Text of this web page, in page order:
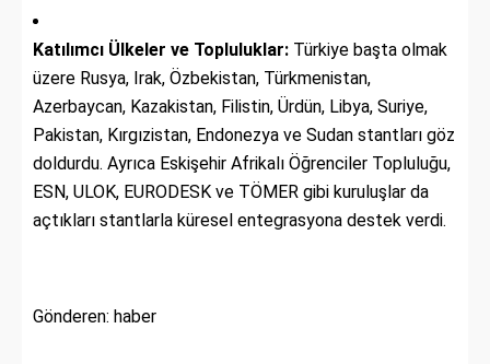
Katılımcı Ülkeler ve Topluluklar: Türkiye başta olmak
üzere Rusya, Irak, Özbekistan, Türkmenistan,
Azerbaycan, Kazakistan, Filistin, Ürdün, Libya, Suriye,
Pakistan, Kırgızistan, Endonezya ve Sudan stantları göz
doldurdu. Ayrıca Eskişehir Afrikalı Öğrenciler Topluluğu,
ESN, ULOK, EURODESK ve TÖMER gibi kuruluşlar da
açtıkları stantlarla küresel entegrasyona destek verdi.
Gönderen: haber